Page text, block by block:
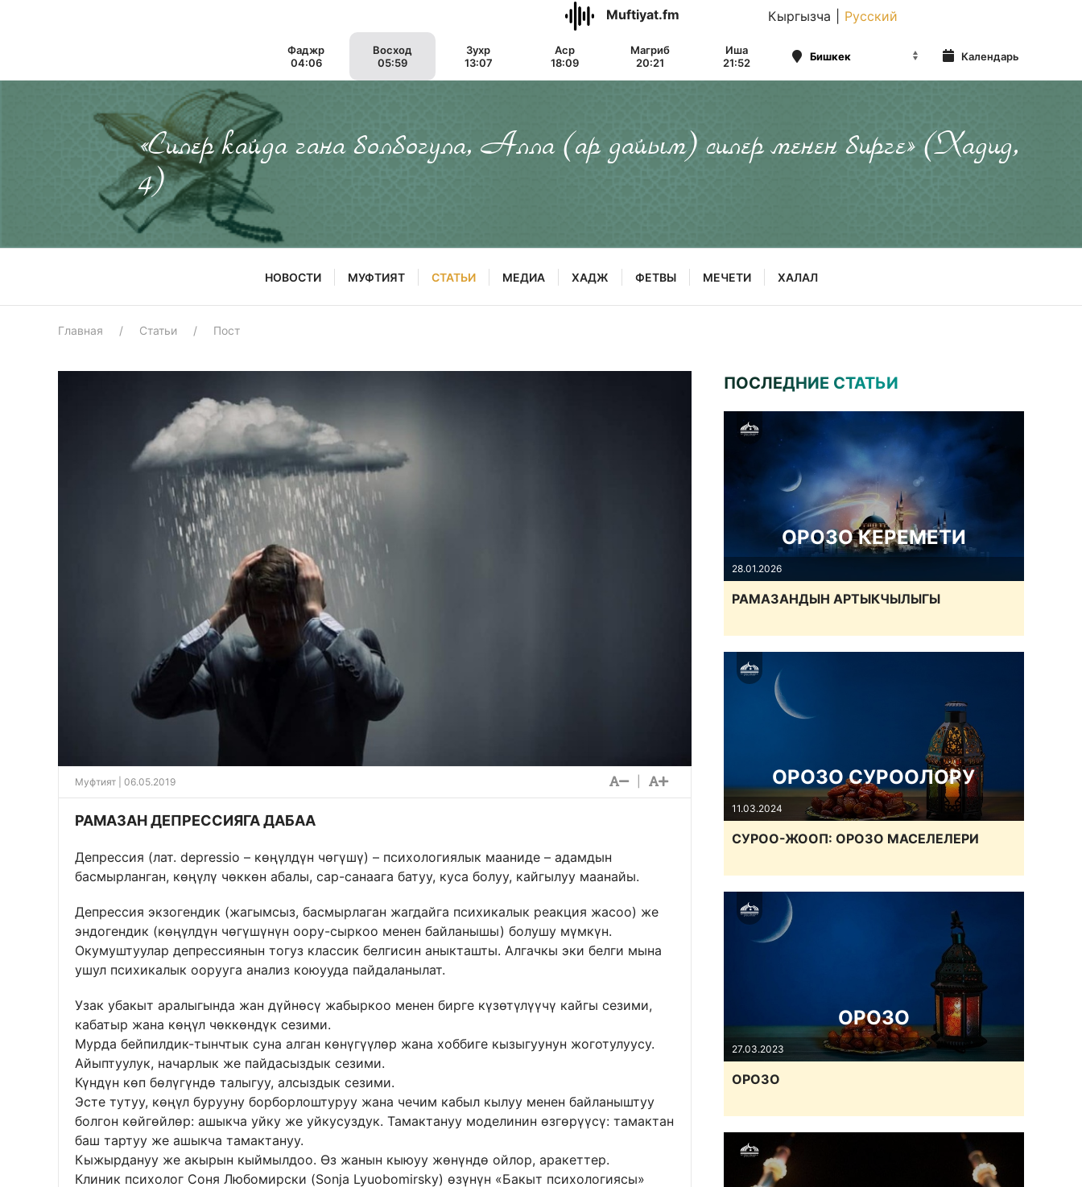
Muftiyat.fm Кыргызча Русский
Фаджр
04:06
Восход
05:59
Зухр
13:07
Аср
18:09
Магриб
20:21
Иша
21:52
Календарь
«Силер кайда гана болбогула, Алла (ар дайым) силер менен бирге» (Хадид,
4)
НОВОСТИ МУФТИЯТ СТАТЬИ МЕДИА ХАДЖ ФЕТВЫ МЕЧЕТИ ХАЛАЛ
Главная Статьи Пост
Муфтият | 06.05.2019
РАМАЗАН ДЕПРЕССИЯГА ДАБАА
Депрессия (лат. depressio – көңүлдүн чөгүшү) – психологиялык мааниде – адамдын
басмырланган, көңүлү чөккөн абалы, сар-санаага батуу, куса болуу, кайгылуу маанайы.
Депрессия экзогендик (жагымсыз, басмырлаган жагдайга психикалык реакция жасоо) же
эндогендик (көңүлдүн чөгүшүнүн оору-сыркоо менен байланышы) болушу мүмкүн.
Окумуштуулар депрессиянын тогуз классик белгисин аныкташты. Алгачкы эки белги мына
ушул психикалык оорууга анализ коюууда пайдаланылат.
Узак убакыт аралыгында жан дүйнөсү жабыркоо менен бирге күзөтүлүүчү кайгы сезими,
кабатыр жана көңүл чөккөндүк сезими.
Мурда бейпилдик-тынчтык суна алган көнүгүүлөр жана хоббиге кызыгуунун жоготулуусу.
Айыптуулук, начарлык же пайдасыздык сезими.
Күндүн көп бөлүгүндө талыгуу, алсыздык сезими.
Эсте тутуу, көңүл бурууну борборлоштуруу жана чечим кабыл кылуу менен байланыштуу
болгон көйгөйлөр: ашыкча уйку же уйкусуздук. Тамактануу моделинин өзгөрүүсү: тамактан
баш тартуу же ашыкча тамактануу.
Кыжырдануу же акырын кыймылдоо. Өз жанын кыюуу жөнүндө ойлор, аракеттер.
Клиник психолог Соня Любомирски (Sonja Lyuobomirsky) өзүнүн «Бакыт психологиясы»
ПОСЛЕДНИЕ СТАТЬИ
ОРОЗО КЕРЕМЕТИ
28.01.2026
РАМАЗАНДЫН АРТЫКЧЫЛЫГЫ
ОРОЗО СУРООЛОРУ
11.03.2024
СУРОО-ЖООП: ОРОЗО МАСЕЛЕЛЕРИ
ОРОЗО
27.03.2023
ОРОЗО